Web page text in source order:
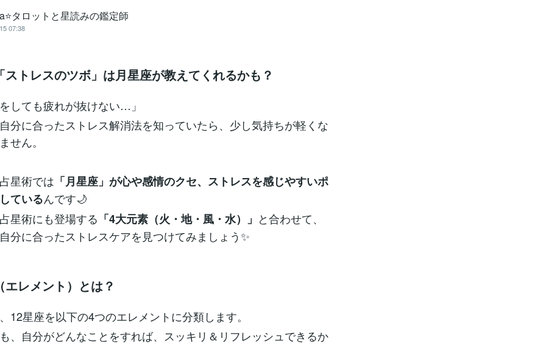
タロットと星読みの鑑定師
07:38
ストレスのツボ」は月星座が教えてくれるかも？
しても疲れが抜けない…」
分に合ったストレス解消法を知っていたら、少し気持ちが軽くな
せん。
星術では 「月星座」が心や感情のクセ、ストレスを感じやすいポ
ているんです🌙
星術にも登場する 「4大元素（火・地・風・水）」 と合わせて、
分に合ったストレスケアを見つけてみましょう✨
エレメント）とは？
12星座を以下の4つのエレメントに分類します。
、自分がどんなことをすれば、スッキリ＆リフレッシュできるか